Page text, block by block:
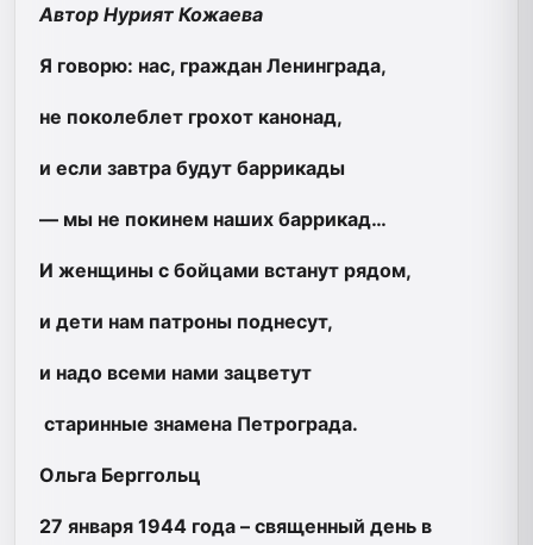
Автор Нурият Кожаева
Я говорю: нас, граждан Ленинграда,
не поколеблет грохот канонад,
и если завтра будут баррикады
— мы не покинем наших баррикад…
И женщины с бойцами встанут рядом,
и дети нам патроны поднесут,
и надо всеми нами зацветут
старинные знамена Петрограда.
Ольга Берггольц
27 января 1944 года – священный день в